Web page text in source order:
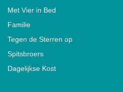
Met Vier in Bed
Familie
Tegen de Sterren op
Spitsbroers
Dagelijkse Kost